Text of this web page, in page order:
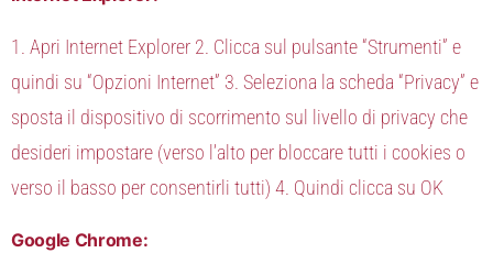
1. Apri Internet Explorer 2. Clicca sul pulsante “Strumenti” e
quindi su “Opzioni Internet” 3. Seleziona la scheda “Privacy” e
sposta il dispositivo di scorrimento sul livello di privacy che
desideri impostare (verso l’alto per bloccare tutti i cookies o
verso il basso per consentirli tutti) 4. Quindi clicca su OK
Google Chrome: